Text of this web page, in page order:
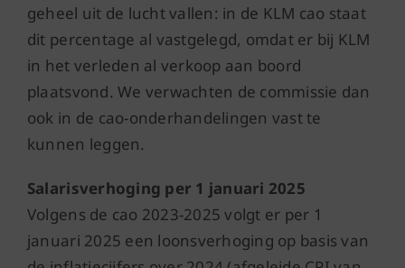
geheel uit de lucht vallen: in de KLM cao staat
dit percentage al vastgelegd, omdat er bij KLM
in het verleden al verkoop aan boord
plaatsvond. We verwachten de commissie dan
ook in de cao-onderhandelingen vast te
kunnen leggen.
Salarisverhoging per 1 januari 2025
Volgens de cao 2023-2025 volgt er per 1
januari 2025 een loonsverhoging op basis van